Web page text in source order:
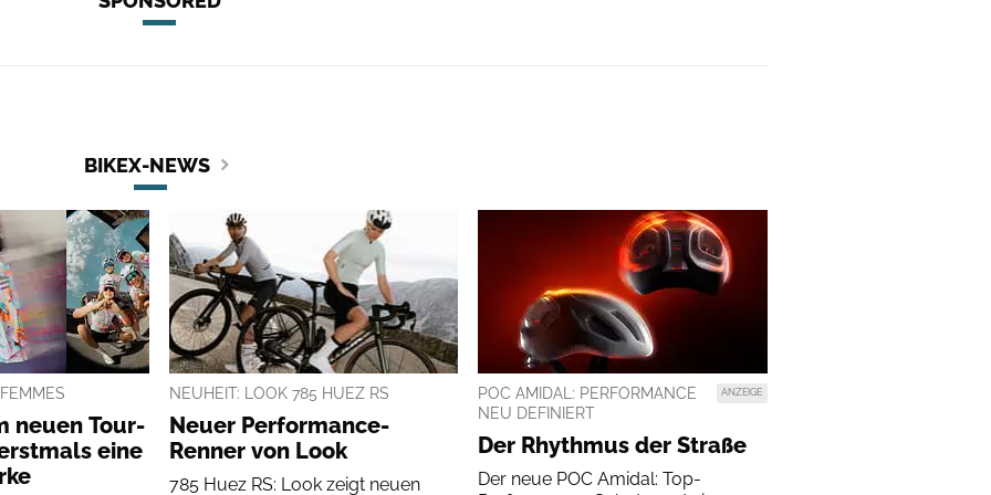
BIKEX-NEWS
neuen Tour-
eine
NEUHEIT: LOOK 785 HUEZ RS
Neuer Performance-
Renner von Look
785 Huez RS: Look zeigt neuen
ANZEIGE
POC AMIDAL: PERFORMANCE
NEU DEFINIERT
Der Rhythmus der Straße
Der neue POC Amidal: Top-